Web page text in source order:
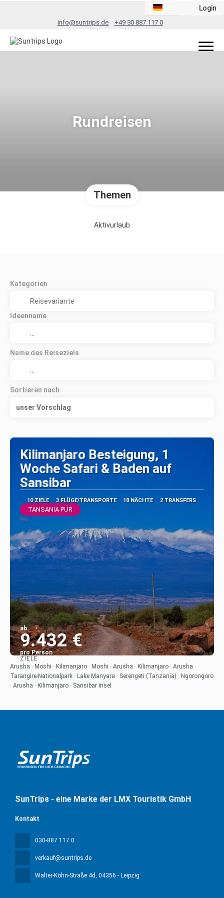
info@suntrips.de +49 30 887 117 0
Login
Rundreisen
Themen
Aktivurlaub
Kategorien
Ideenname
Name des Reiseziels
Sortieren nach
unser Vorschlag
Kilimanjaro Besteigung, 1
Woche Safari & Baden auf
Sansibar
10 ZIELE 3 FLÜGE/TRANSPORTE 18 NÄCHTE 2 TRANSFERS
TANSANIA PUR
ab
9.432 €
pro Person
Sehen
ZIELE
Arusha · Moshi · Kilimanjaro · Moshi · Arusha · Kilimanjaro · Arusha ·
Tarangire-Nationalpark · Lake Manyara · Serengeti (Tanzania) · Ngorongoro
· Arusha · Kilimanjaro · Sansibar Insel
SunTrips - eine Marke der LMX Touristik GmbH
Kontakt
030-887 117 0
verkauf@suntrips.de
Walter-Köhn-Straße 4d , 04356 - Leipzig